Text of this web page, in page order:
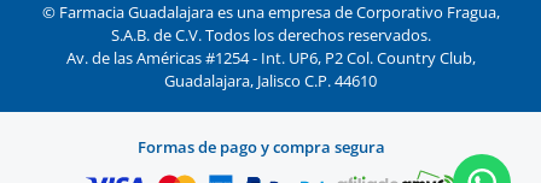
© Farmacia Guadalajara es una empresa de Corporativo Fragua,
S.A.B. de C.V. Todos los derechos reservados.
Av. de las Américas #1254 - Int. UP6, P2 Col. Country Club,
Guadalajara, Jalisco C.P. 44610
Formas de pago y compra segura